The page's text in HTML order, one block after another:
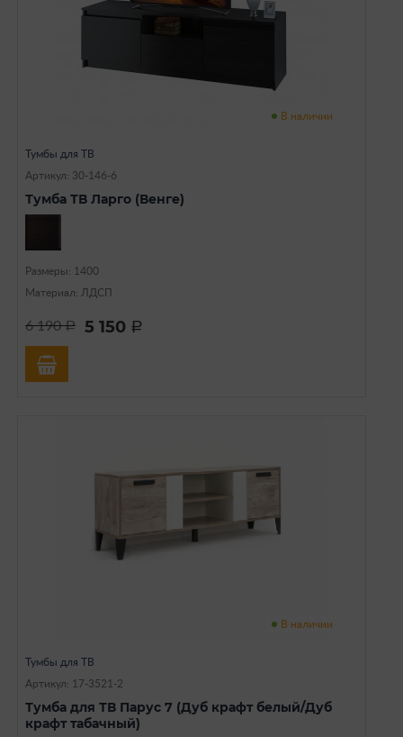
В наличии
Тумбы для ТВ
Артикул: 30-146-6
Тумба ТВ Ларго (Венге)
Размеры: 1400
Материал: ЛДСП
6 190a 5 150 a
В наличии
Тумбы для ТВ
Артикул: 17-3521-2
Тумба для ТВ Парус 7 (Дуб крафт белый/Дуб
крафт табачный)